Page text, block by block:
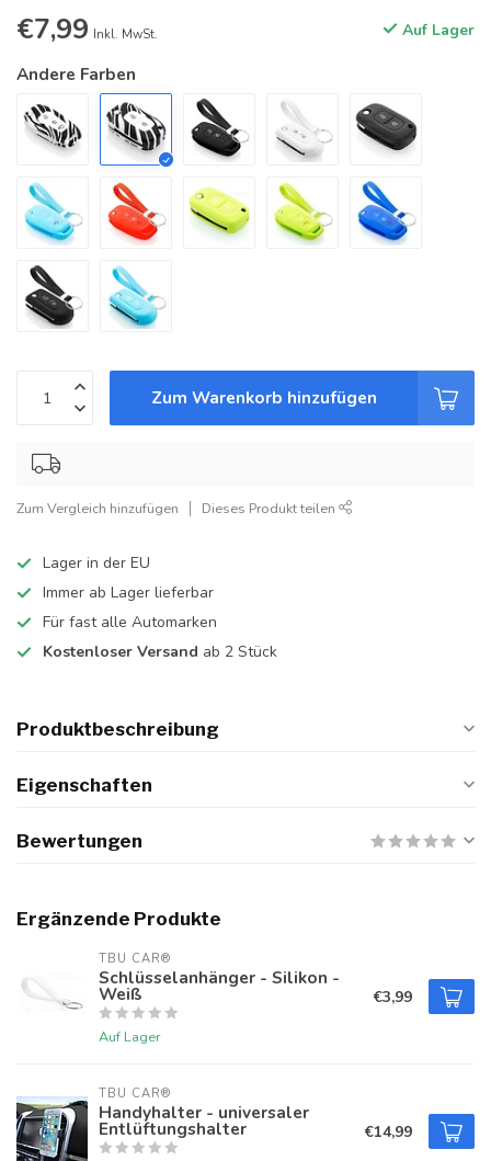
€7,99 Inkl. MwSt. Auf Lager
Andere Farben
Zum Warenkorb hinzufügen
Zum Vergleich hinzufügen Dieses Produkt teilen
Lager in der EU
Immer ab Lager lieferbar
Für fast alle Automarken
Kostenloser Versand ab 2 Stück
Produktbeschreibung
Eigenschaften
Bewertungen
Ergänzende Produkte
TBU CAR®
Schlüsselanhänger - Silikon -
Weiß
Auf Lager
€3,99
TBU CAR®
Handyhalter - universaler
Entlüftungshalter €14,99